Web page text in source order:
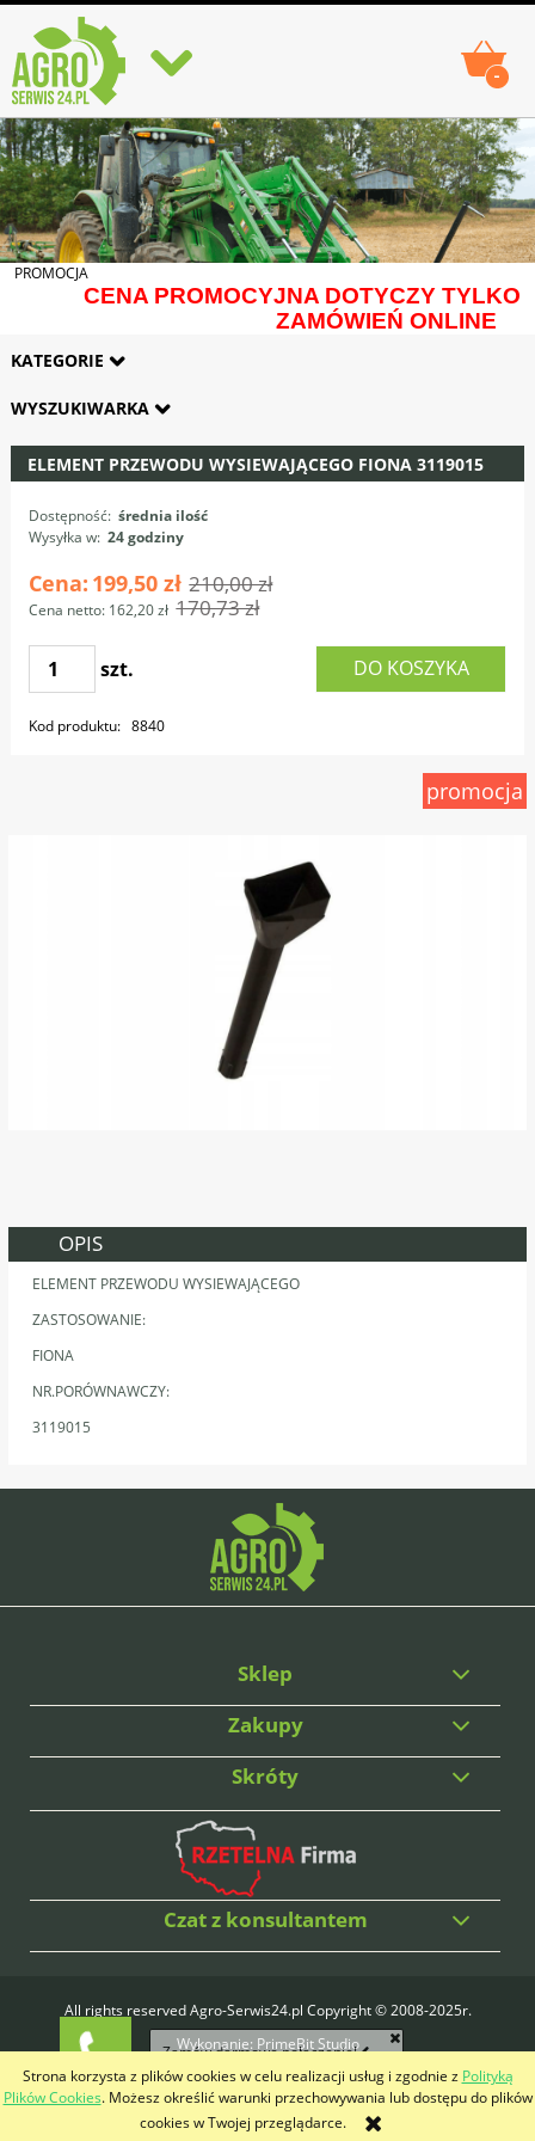
Strona korzysta z plików cookies w celu realizacji usług i zgodnie z Polityką
Plików Cookies. Możesz określić warunki przechowywania lub dostępu do plików
cookies w Twojej przeglądarce.
-
PROMOCJA
CENA PROMOCYJNA DOTYCZY TYLKO
ZAMÓWIEŃ ONLINE
KATEGORIE
WYSZUKIWARKA
promocja
ELEMENT PRZEWODU WYSIEWAJĄCEGO FIONA 3119015
Dostępność: średnia ilość
Wysyłka w: 24 godziny
Cena: 199,50 zł 210,00 zł
Cena netto: 162,20 zł 170,73 zł
szt. DO KOSZYKA
Kod produktu: 8840
OPIS
ELEMENT PRZEWODU WYSIEWAJĄCEGO
ZASTOSOWANIE:
FIONA
NR.PORÓWNAWCZY:
3119015
Sklep
Zakupy
Skróty
Czat z konsultantem
All rights reserved Agro-Serwis24.pl Copyright © 2008-2025r.
Wykonanie: PrimeBit Studio
Zamów darmowe połączenie!
pokaż pełną wersję strony
Sklep internetowy Shoper.pl